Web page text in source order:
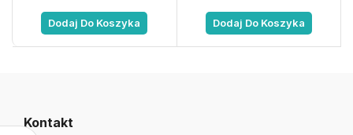
Dodaj Do Koszyka Dodaj Do Koszyka
Kontakt